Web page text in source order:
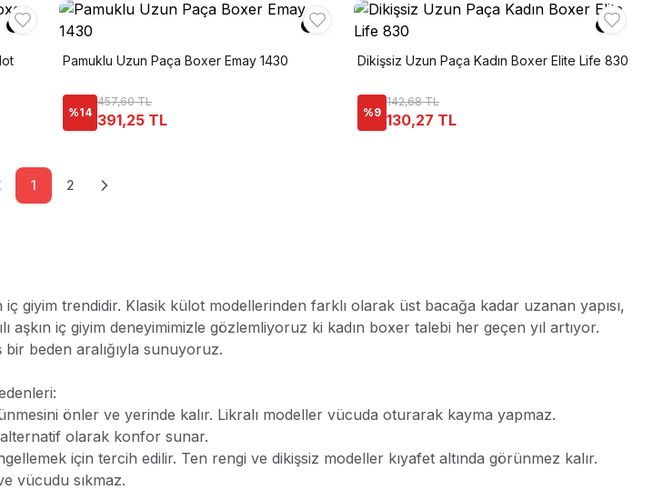
Pamuklu Uzun Paça Boxer Emay 1430
%14
457,60 TL
391,25 TL
Dikişsiz Uzun Paça Kadın Boxer Elite Life 830
%9
142,68 TL
130,27 TL
1 2
iç giyim trendidir. Klasik külot modellerinden farklı olarak üst bacağa kadar uzanan yapısı,
iç giyim deneyimimizle gözlemliyoruz ki kadın boxer talebi her geçen yıl artıyor.
beden aralığıyla sunuyoruz.
önler ve yerinde kalır. Likralı modeller vücuda oturarak kayma yapmaz.
olarak konfor sunar.
için tercih edilir. Ten rengi ve dikişsiz modeller kıyafet altında görünmez kalır.
vücudu sıkmaz.